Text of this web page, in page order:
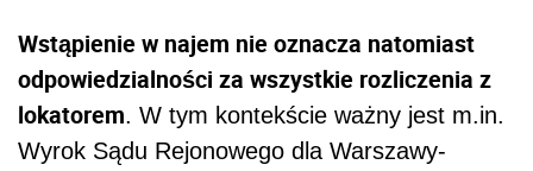
Wstąpienie w najem nie oznacza natomiast
odpowiedzialności za wszystkie rozliczenia z
lokatorem. W tym kontekście ważny jest m.in.
Wyrok Sądu Rejonowego dla Warszawy-